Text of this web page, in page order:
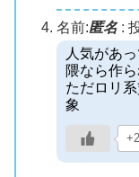
名前:匿名:
人気があ
隈なら作
ただロリ
象
+2